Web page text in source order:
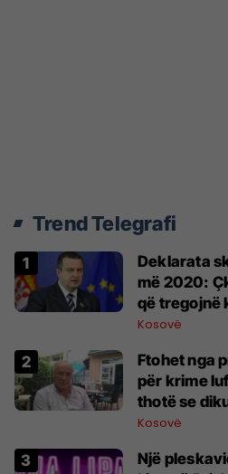
Trend Telegrafi
​Deklarata
më 2020:
që tregojnë
shqiptarët
Kosovë
Ftohet nga
për krime
thotë se
Beograd
Kosovë
Një